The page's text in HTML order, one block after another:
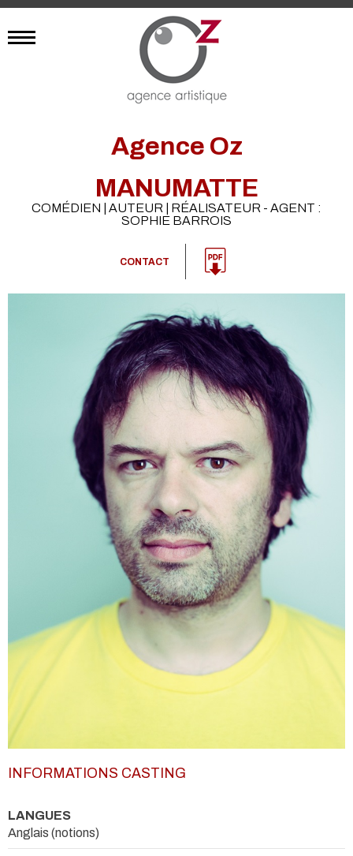
Agence Oz
MANUMATTE
COMÉDIEN | AUTEUR | RÉALISATEUR - AGENT :
SOPHIE BARROIS
CONTACT
INFORMATIONS CASTING
LANGUES
Anglais (notions)